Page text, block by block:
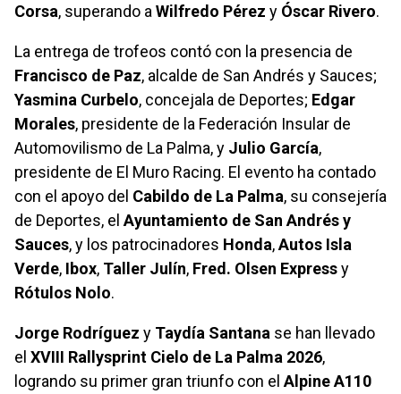
Corsa, superando a Wilfredo Pérez y Óscar Rivero.
La entrega de trofeos contó con la presencia de
Francisco de Paz, alcalde de San Andrés y Sauces;
Yasmina Curbelo, concejala de Deportes; Edgar
Morales, presidente de la Federación Insular de
Automovilismo de La Palma, y Julio García,
presidente de El Muro Racing. El evento ha contado
con el apoyo del Cabildo de La Palma, su consejería
de Deportes, el Ayuntamiento de San Andrés y
Sauces, y los patrocinadores Honda,Autos Isla
Verde, Ibox, Taller Julín, Fred. Olsen Expressy
Rótulos Nolo.
Jorge Rodríguez y Taydía Santana se han llevado
el XVIII Rallysprint Cielo de La Palma 2026,
logrando su primer gran triunfo con el Alpine A110